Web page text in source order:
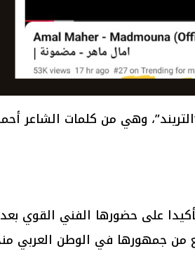
وهي من كلمات الشاعر
على حضورها الفني القوي
جمهورها في الوطن العربي منذ